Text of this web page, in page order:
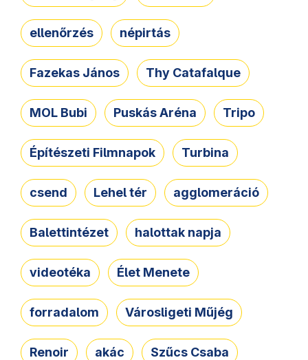
ellenőrzés népirtás
Fazekas János Thy Catafalque
MOL Bubi Puskás Aréna Tripo
Építészeti Filmnapok Turbina
csend Lehel tér agglomeráció
Balettintézet halottak napja
videotéka Élet Menete
forradalom Városligeti Műjég
Renoir akác Szűcs Csaba